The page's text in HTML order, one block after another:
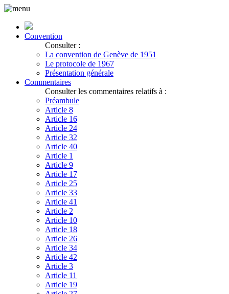
Convention
Consulter :
La convention de Genève de 1951
Le protocole de 1967
Présentation générale
Commentaires
Consulter les commentaires relatifs à :
Préambule
Article 8
Article 16
Article 24
Article 32
Article 40
Article 1
Article 9
Article 17
Article 25
Article 33
Article 41
Article 2
Article 10
Article 18
Article 26
Article 34
Article 42
Article 3
Article 11
Article 19